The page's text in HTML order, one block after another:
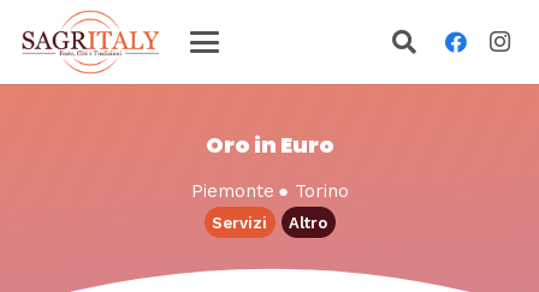
Oro in Euro
Piemonte ● Torino
Servizi Altro